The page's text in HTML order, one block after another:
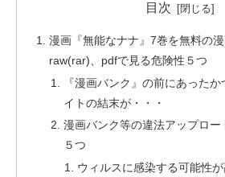
目次
漫画『無能なナナ』7巻を無料の漫
raw(rar)、pdfで見る危険性５つ
『漫画バンク』の前にあった
イトの結末が・・・
漫画バンク等の違法アップロー
５つ
ウィルスに感染する可能性